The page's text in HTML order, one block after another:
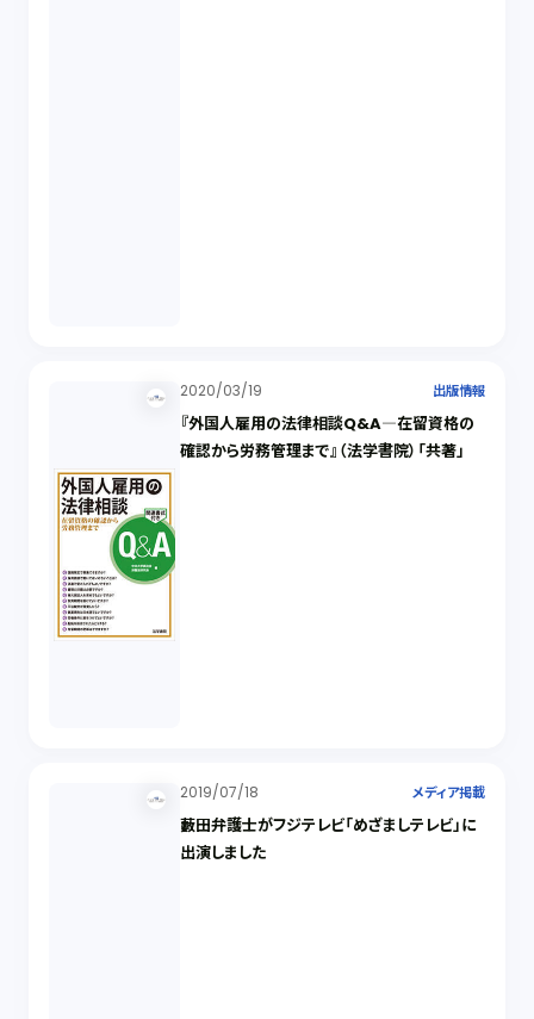
2020/03/19 出版情報
『外国人雇用の法律相談Q&A―在留資格の
確認から労務管理まで』（法学書院）「共著」
2019/07/18 メディア掲載
藪田弁護士がフジテレビ「めざましテレビ」に
出演しました